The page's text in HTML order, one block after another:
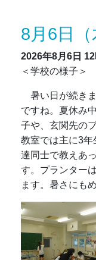
8月6日（
2026年8月6日
＜学校の様子＞
暑い日が続き
ですね。夏休み
子や、玄関先の
教室では主に3
達同士で教えあ
す。プランター
ます。暑さにも